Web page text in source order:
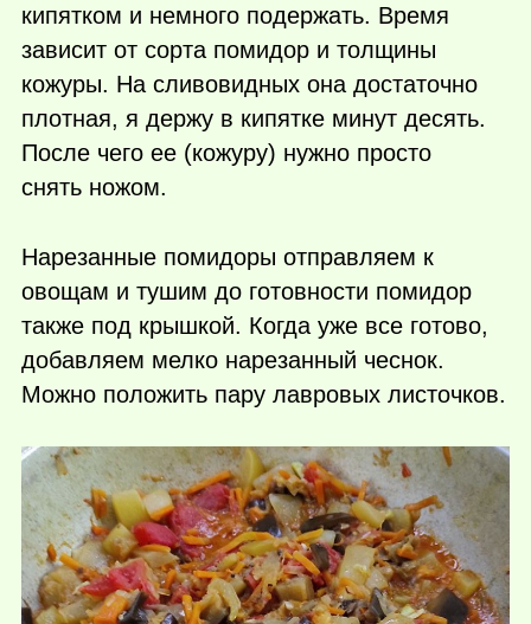
кипятком и немного подержать. Время
зависит от сорта помидор и толщины
кожуры. На сливовидных она достаточно
плотная, я держу в кипятке минут десять.
После чего ее (кожуру) нужно просто
снять ножом.
Нарезанные помидоры отправляем к
овощам и тушим до готовности помидор
также под крышкой. Когда уже все готово,
добавляем мелко нарезанный чеснок.
Можно положить пару лавровых листочков.